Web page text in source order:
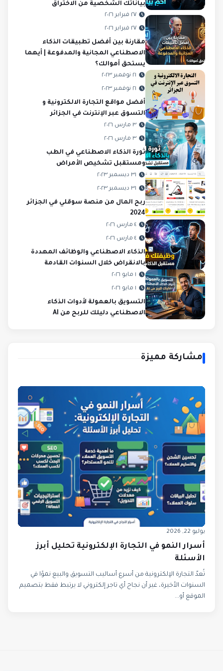
بياناتك الشخصية من الاختراق
٢٧ فبراير ٢٠٢٦
٢٧ فبراير ٢٠٢٦
مقارنة بين أفضل تطبيقات الذكاء
الاصطناعي المجانية والمدفوعة | أيهما
يستحق أموالك؟
٢١ نوفمبر ٢٠٢٣
٢١ نوفمبر ٢٠٢٣
أفضل مواقع التجارة الالكترونية و
التسوق عبر الإنترنت في الجزائر
٣ مارس ٢٠٢٦
٣ مارس ٢٠٢٦
ثورة الذكاء الاصطناعي في الطب
ومستقبل تشخيص الأمراض
٣١ ديسمبر ٢٠٢٣
٣١ ديسمبر ٢٠٢٣
ربح المال من منصة سوقلي في الجزائر
2024
٤ مارس ٢٠٢٦
٤ مارس ٢٠٢٦
الذكاء الاصطناعي والوظائف المهددة
بالانقراض خلال السنوات القادمة
١ مايو ٢٠٢٦
١ مايو ٢٠٢٦
التسويق بالعمولة لأدوات الذكاء
الاصطناعي دليلك للربح من AI
مشاركة مميزة
يوليو 22, 2026
أسرار النمو في التجارة الإلكترونية تحليل أبرز
الأسئلة
تُعدّ التجارة الإلكترونية من أسرع أساليب التسويق والبيع نموًا في
السنوات الأخيرة، غير أن نجاح أي تاجر إلكتروني لا يرتبط فقط بتصميم
الموقع أو...